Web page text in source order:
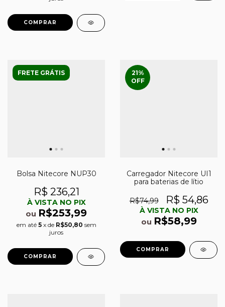
FRETE GRÁTIS
Bolsa Nitecore NUP30
R$ 236,21
À VISTA NO PIX
ou R$253,99
em até 5 x de R$50,80 sem
juros
21%
OFF
Carregador Nitecore UI1
para baterias de lítio
R$74,99 R$ 54,86
À VISTA NO PIX
ou R$58,99